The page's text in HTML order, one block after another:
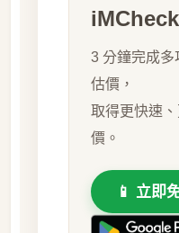
3 分鐘完成多
估價，
取得更快速
價。
📱 立即